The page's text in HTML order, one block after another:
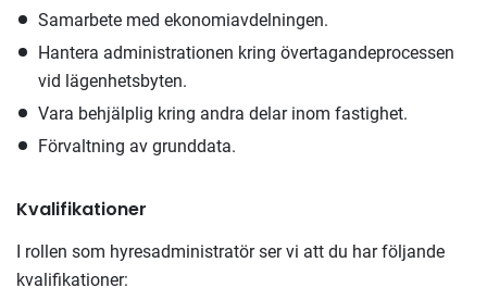
Samarbete med ekonomiavdelningen.
Hantera administrationen kring övertagandeprocessen
vid lägenhetsbyten.
Vara behjälplig kring andra delar inom fastighet.
Förvaltning av grunddata.
Kvalifikationer
I rollen som hyresadministratör ser vi att du har följande
kvalifikationer: